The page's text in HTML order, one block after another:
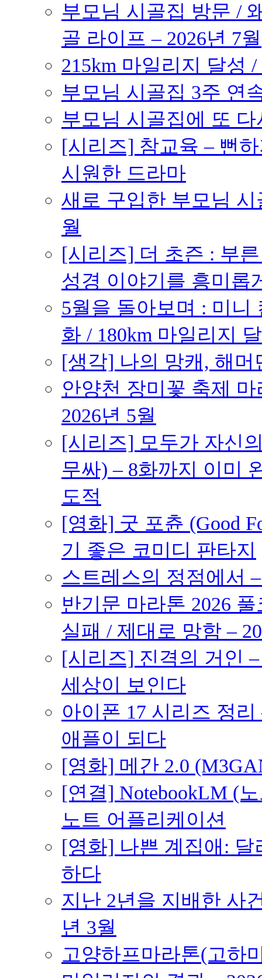
부모님 시골집 방문 /
골 라이프 – 2026년 7월
215km 마일리지 달성
부모님 시골집 3주 연
부모님 시골집에 또
[시리즈] 참교육 – 뻔
시원한 드라마
새로 구입한 부모님 시
월
[시리즈] 더 초즌 : 부른
성경 이야기를 흥미롭
5월을 돌아보며 : 미니
화 / 180km 마일리지
[생각] 나의 망캐, 해머
안양천 장미꽃 축제
2026년 5월
[시리즈] 모두가 자신
무싸) – 8화까지 이미
도적
[영화] 굿 포츈 (Good
기 좋은 코미디 판타지
스트레스의 정점에서
반기문 마라톤 2026
실패 / 제대로 망함 –
[시리즈] 진격의 거인
세상이 보인다
아이폰 17 시리즈 정
애플이 되다
[영화] 메간 2.0
[연결] NotebookLM (
노트 어플리케이션
[영화] 나쁜 계집애:
하다
지난 2년을 지배한 사
년 3월
고양하프마라톤(고하